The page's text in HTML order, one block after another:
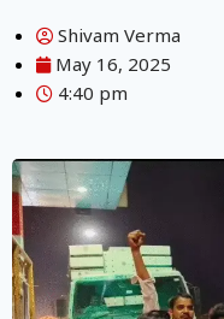
Shivam Verma
May 16, 2025
4:40 pm